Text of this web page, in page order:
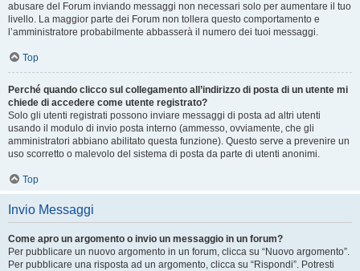
abusare del Forum inviando messaggi non necessari solo per aumentare il tuo
livello. La maggior parte dei Forum non tollera questo comportamento e
l’amministratore probabilmente abbasserà il numero dei tuoi messaggi.
Top
Perché quando clicco sul collegamento all’indirizzo di posta di un utente mi
chiede di accedere come utente registrato?
Solo gli utenti registrati possono inviare messaggi di posta ad altri utenti
usando il modulo di invio posta interno (ammesso, ovviamente, che gli
amministratori abbiano abilitato questa funzione). Questo serve a prevenire un
uso scorretto o malevolo del sistema di posta da parte di utenti anonimi.
Top
Invio Messaggi
Come apro un argomento o invio un messaggio in un forum?
Per pubblicare un nuovo argomento in un forum, clicca su “Nuovo argomento”.
Per pubblicare una risposta ad un argomento, clicca su “Rispondi”. Potresti